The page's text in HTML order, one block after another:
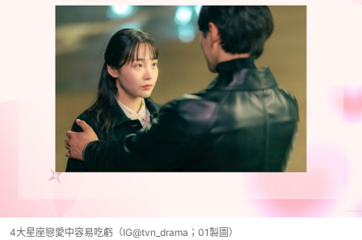
4大星座戀愛中容易吃虧（IG@tvn_drama；01製圖）